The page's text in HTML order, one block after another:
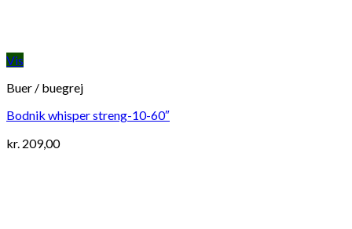
Vis
Buer / buegrej
Bodnik whisper streng-10-60″
kr. 209,00